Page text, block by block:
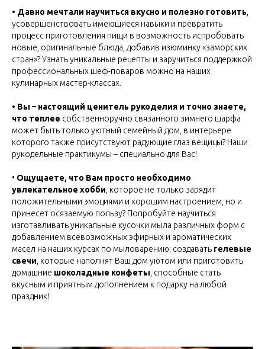
• Давно мечтали научиться вкусно и полезно готовить
усовершенствовать имеющиеся навыки и превратить
процесс приготовления пищи в возможность испробовать
новые, оригинальные блюда, добавив изюминку «заморских
стран»? Узнать уникальные рецепты и заручиться поддержкой
профессиональных шеф-поваров можно на наших
кулинарных мастер-классах.
• Вы – настоящий ценитель рукоделия и точно знаете,
что теплее собственноручно связанного зимнего шарфа
может быть только уютный семейный дом, в интерьере
которого также присутствуют радующие глаз вещицы? Наши
рукодельные практикумы – специально для Вас!
• Ощущаете, что Вам просто необходимо
увлекательное хобби , которое не только зарядит
положительными эмоциями и хорошим настроением, но и
принесет осязаемую пользу? Попробуйте научиться
изготавливать уникальные кусочки мыла различных форм с
добавлением всевозможных эфирных и ароматических
масел на наших курсах по мыловарению; создавать гелевые
свечи , которые наполнят Ваш дом уютом или приготовить
домашние шоколадные конфеты , способные стать
вкусным и приятным дополнением к подарку на любой
праздник!